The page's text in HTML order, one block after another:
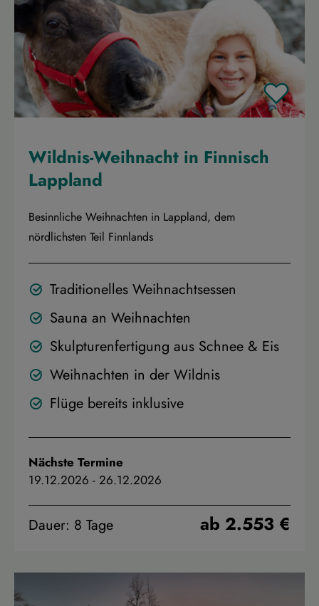
Wildnis-Weihnacht in Finnisch
Lappland
Besinnliche Weihnachten in Lappland, dem
nördlichsten Teil Finnlands
Traditionelles Weihnachtsessen
Sauna an Weihnachten
Skulpturenfertigung aus Schnee & Eis
Weihnachten in der Wildnis
Flüge bereits inklusive
Nächste Termine
19.12.2026 - 26.12.2026
Dauer: 8 Tage ab 2.553 €